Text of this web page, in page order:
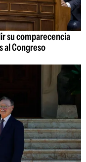
su comparecencia
al Congreso